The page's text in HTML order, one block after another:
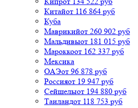
Китайот 116 864 руб
Куба
Маврикийот 260 902 руб
Мальдивыот 181 015 руб
Мароккоот 162 337 руб
Мексика
ОАЭот 96 878 руб
Россияот 19 947 руб
Сейшелыот 194 880 руб
Таиландот 118 753 руб